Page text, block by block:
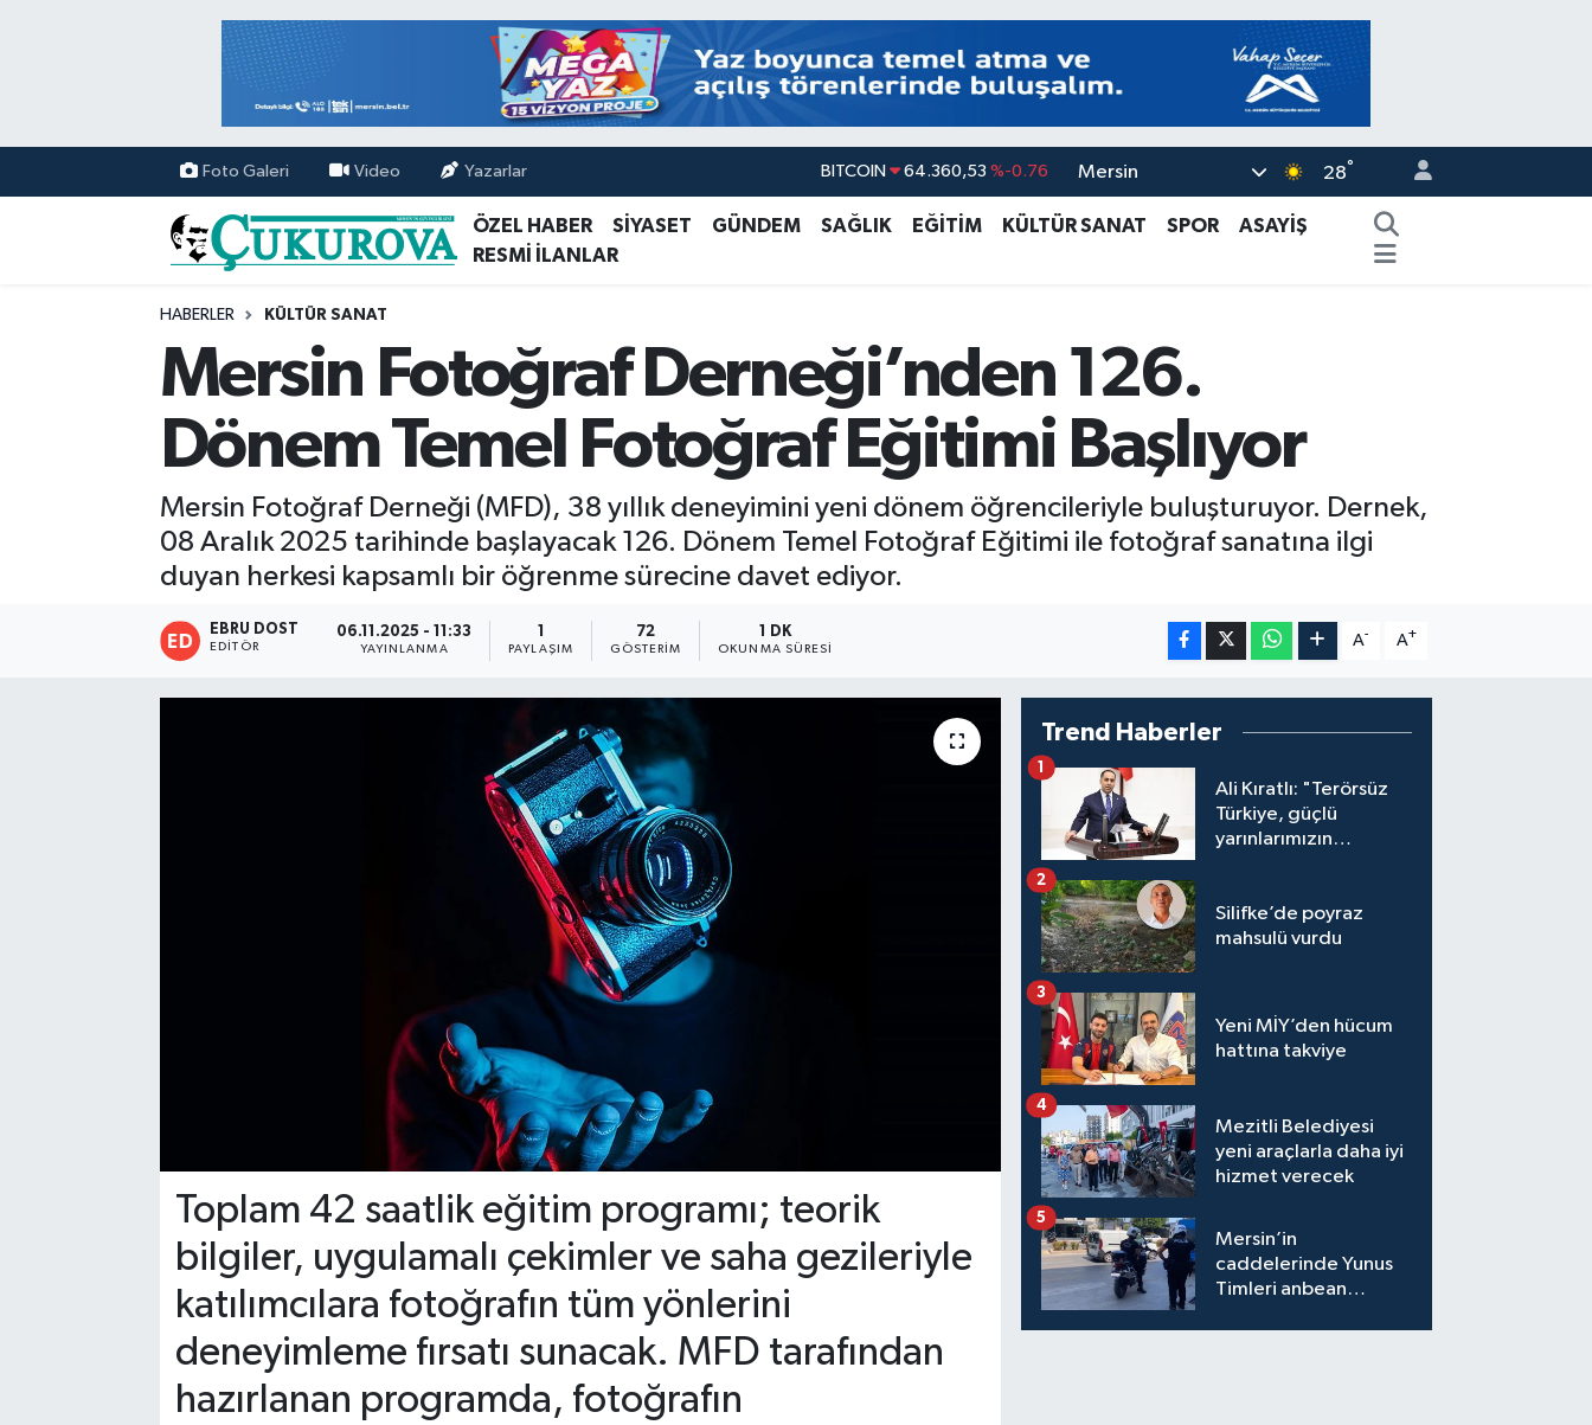
Foto Galeri Video Yazarlar
DOLAR 47,7069 %0.17
EURO 55,0265 %0.01
BİST100 13.887
Mersin 28°
ÖZEL HABER SİYASET GÜNDEM SAĞLIK EĞİTİM KÜLTÜR SANAT SPOR
ASAYİŞ
RESMİ İLANLAR
HABERLER KÜLTÜR SANAT
Mersin Fotoğraf Derneği’nden 126.
Dönem Temel Fotoğraf Eğitimi Başlıyor
Mersin Fotoğraf Derneği (MFD), 38 yıllık deneyimini yeni dönem öğrencileriyle buluşturuyor. Dernek,
08 Aralık 2025 tarihinde başlayacak 126. Dönem Temel Fotoğraf Eğitimi ile fotoğraf sanatına ilgi
duyan herkesi kapsamlı bir öğrenme sürecine davet ediyor.
EBRU DOST
EDITÖR
06.11.2025 - 11:33
YAYINLANMA PAYLAŞIM
72
GÖSTERIM
1 DK
OKUNMA SÜRESI
A- A+
Toplam 42 saatlik eğitim programı; teorik
bilgiler, uygulamalı çekimler ve saha gezileriyle
katılımcılara fotoğrafın tüm yönlerini
deneyimleme fırsatı sunacak. MFD tarafından
hazırlanan programda, fotoğrafın
Trend Haberler
Ali Kıratlı: "Terörsüz
Türkiye, güçlü
yarınlarımızın
1
Silifke’de poyraz
mahsulü vurdu
2
Yeni MİY’den hücum
hattına takviye
3
Mezitli Belediyesi
yeni araçlarla daha iyi
hizmet verecek
4
Mersin’in
caddelerinde Yunus
Timleri anbean
5
Mersin Nöbetçi Eczaneler
Mersin Hava Durumu
Mersin Namaz Vakitleri
Mersin Trafik Yoğunluk Haritası
Tüm Manşetler
Son Dakika Haberleri
Haber Arşivi